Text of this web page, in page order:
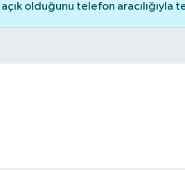
olduğunu telefon aracılığıyla